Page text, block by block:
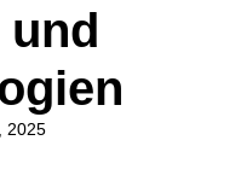
und
2025